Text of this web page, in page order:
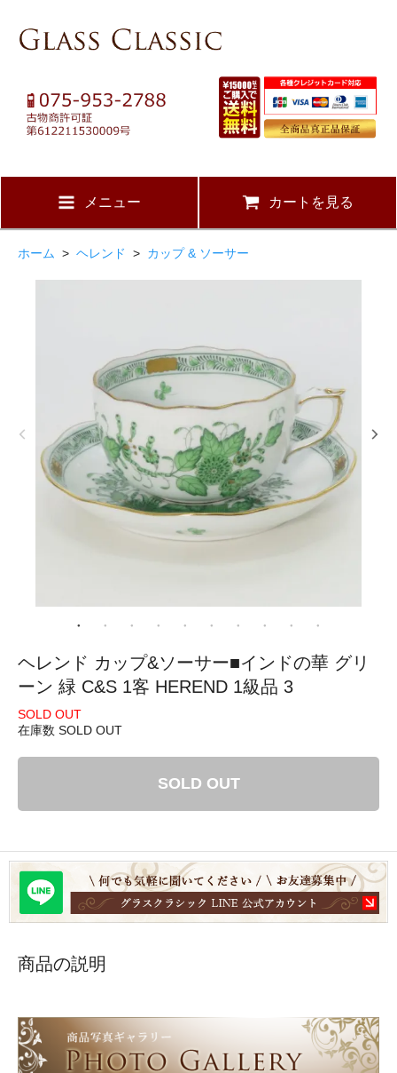
メニュー カートを見る
ホーム > ヘレンド > カップ & ソーサー
ヘレンド カップ&ソーサー■インドの華 グリ
ーン 緑 C&S 1客 HEREND 1級品 3
SOLD OUT
在庫数 SOLD OUT
SOLD OUT
商品の説明